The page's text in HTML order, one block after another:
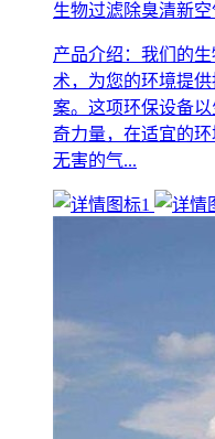
生物过滤除臭清新
产品介绍：我们的
术，为您的环境提
案。这项环保设备
奇力量，在适宜的
无害的气...